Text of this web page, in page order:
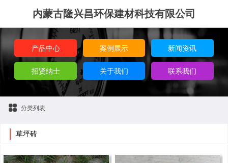
内蒙古隆兴昌环保建材科技有限公司
产品中心 案例展示 新闻资讯
招贤纳士 关于我们 联系我们
分类列表
草坪砖